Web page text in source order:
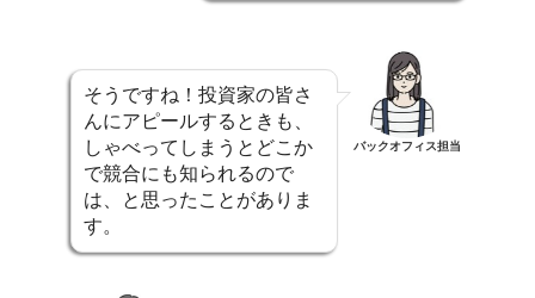
そうですね！投資家の皆さ
んにアピールするときも、
しゃべってしまうとどこか
で競合にも知られるので
は、と思ったことがありま
す。
バックオフィス担当